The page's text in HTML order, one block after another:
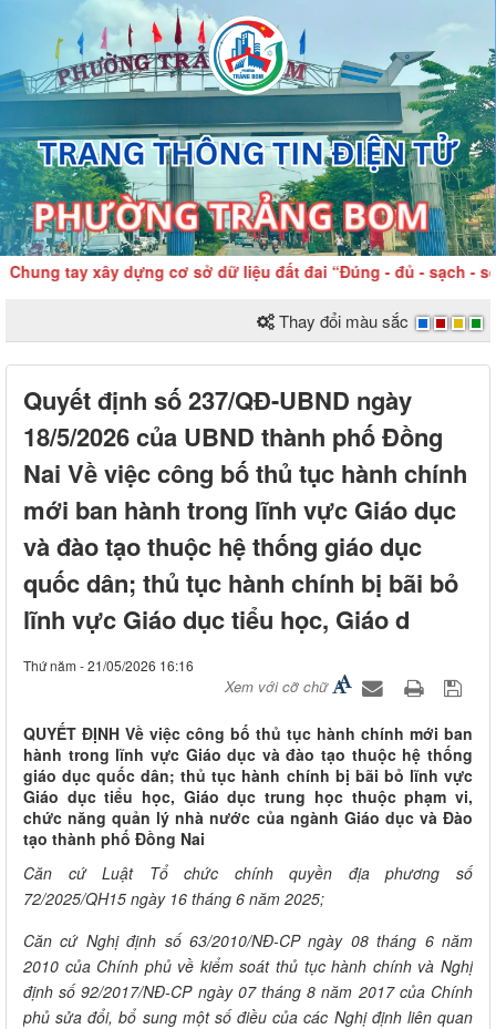
tay xây dựng cơ sở dữ liệu đất đai “Đúng - đủ - sạch -
Thay đổi màu sắc
Quyết định số 237/QĐ-UBND ngày
18/5/2026 của UBND thành phố Đồng
Nai Về việc công bố thủ tục hành chính
mới ban hành trong lĩnh vực Giáo dục
và đào tạo thuộc hệ thống giáo dục
quốc dân; thủ tục hành chính bị bãi bỏ
lĩnh vực Giáo dục tiểu học, Giáo d
Thứ năm - 21/05/2026 16:16
Xem với cỡ chữ
QUYẾT ĐỊNH Về việc công bố thủ tục hành chính mới ban
hành trong lĩnh vực Giáo dục và đào tạo thuộc hệ thống
giáo dục quốc dân; thủ tục hành chính bị bãi bỏ lĩnh vực
Giáo dục tiểu học, Giáo dục trung học thuộc phạm vi,
chức năng quản lý nhà nước của ngành Giáo dục và Đào
tạo thành phố Đồng Nai
Căn cứ Luật Tổ chức chính quyền địa phương số
72/2025/QH15 ngày 16 tháng 6 năm 2025;
Căn cứ Nghị định số 63/2010/NĐ-CP ngày 08 tháng 6 năm
2010 của Chính phủ về kiểm soát thủ tục hành chính và Nghị
định số 92/2017/NĐ-CP ngày 07 tháng 8 năm 2017 của Chính
phủ sửa đổi, bổ sung một số điều của các Nghị định liên quan